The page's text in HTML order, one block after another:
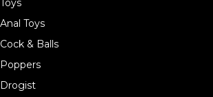
Toys
Anal Toys
Cock & Balls
Poppers
Drogist